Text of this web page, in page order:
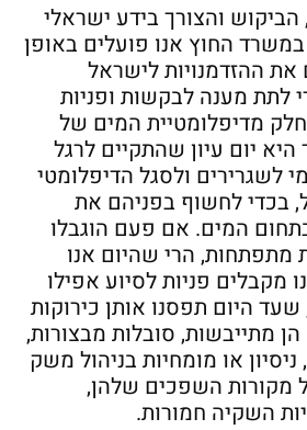
והצורך בידע ישראלי
החוץ אנו פועלים באופן
ההזדמנויות לישראל
לתת מענה לבקשות ופניות
מדיפלומטיית המים של
יום עיון שהתקיים לרגל
לשגרירים ולסגל הדיפלומטי
בכדי לחשוף בפניהם את
המים. אם פעם הוגבלו
מתפתחות, הרי שהיום אנו
פניות לסיוע אפילו
היום תפסנו אותן כירוקות
הן מתייבשות, סובלות מבצורות,
או מומחיות בניהול משק
מקורות השפכים שלהן,
השקיה חמורות.